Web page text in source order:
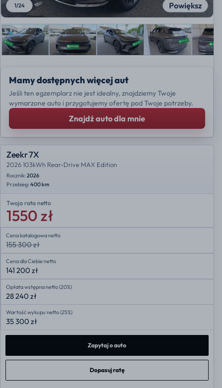
Powiększ
1/24
Mamy dostępnych więcej aut
Jeśli ten egzemplarz nie jest idealny, znajdziemy Twoje
wymarzone auto i przygotujemy ofertę pod Twoje potrzeby.
Znajdź auto dla mnie
Zeekr 7X
2026 103kWh Rear-Drive MAX Edition
Rocznik: 2026
Przebieg: 400 km
Twoja rata netto
1550 zł
Cena katalogowa netto
155 300 zł
Cena dla Ciebie netto
141 200 zł
Opłata wstępna netto (20%)
28 240 zł
Wartość wykupu netto (25%)
35 300 zł
Zapytaj o auto
Dopasuj ratę